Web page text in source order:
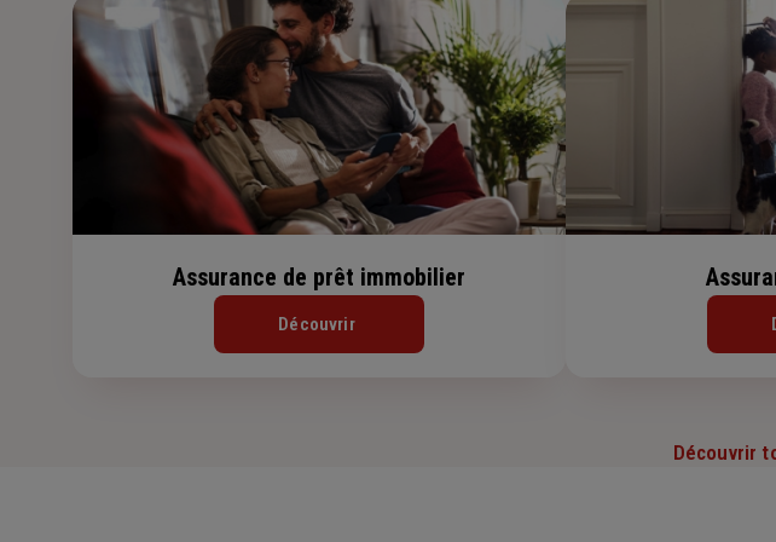
Assurance de prêt immobilier
Découvrir
Découvrir